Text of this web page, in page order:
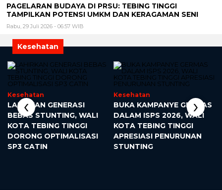
PAGELARAN BUDAYA DI PRSU: TEBING TINGGI
TAMPILKAN POTENSI UMKM DAN KERAGAMAN SENI
Rabu, 29 Juli 2026 - 06:57 WIB
Kesehatan
Kesehatan
LAHIRKAN GENERASI
BEBAS STUNTING, WALI
KOTA TEBING TINGGI
DORONG OPTIMALISASI
SP3 CATIN
Kesehatan
BUKA KAMPANYE GERMAS
DALAM ISPS 2026, WALI
KOTA TEBING TINGGI
APRESIASI PENURUNAN
STUNTING
‹ ›